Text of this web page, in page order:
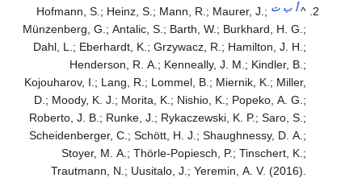
^أ ب ت Hofmann, S.; Heinz, S.; Mann, R.; Maurer, J.;
Münzenberg, G.; Antalic, S.; Barth, W.; Burkhard, H. G.;
Dahl, L.; Eberhardt, K.; Grzywacz, R.; Hamilton, J. H.;
Henderson, R. A.; Kenneally, J. M.; Kindler, B.;
Kojouharov, I.; Lang, R.; Lommel, B.; Miernik, K.; Miller,
D.; Moody, K. J.; Morita, K.; Nishio, K.; Popeko, A. G.;
Roberto, J. B.; Runke, J.; Rykaczewski, K. P.; Saro, S.;
Scheidenberger, C.; Schött, H. J.; Shaughnessy, D. A.;
Stoyer, M. A.; Thörle-Popiesch, P.; Tinschert, K.;
Trautmann, N.; Uusitalo, J.; Yeremin, A. V. (2016).